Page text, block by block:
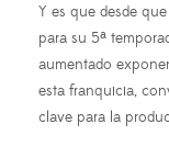
Y es que desde
para su 5ª
aumentado
esta franquicia,
clave para la